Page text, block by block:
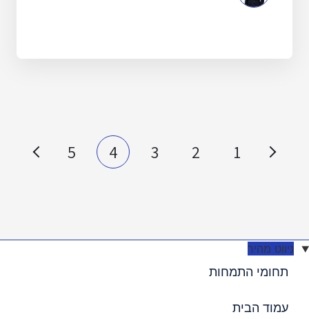
1
2
3
4
5
ניווט מהיר
תחומי התמחות
עמוד הבית